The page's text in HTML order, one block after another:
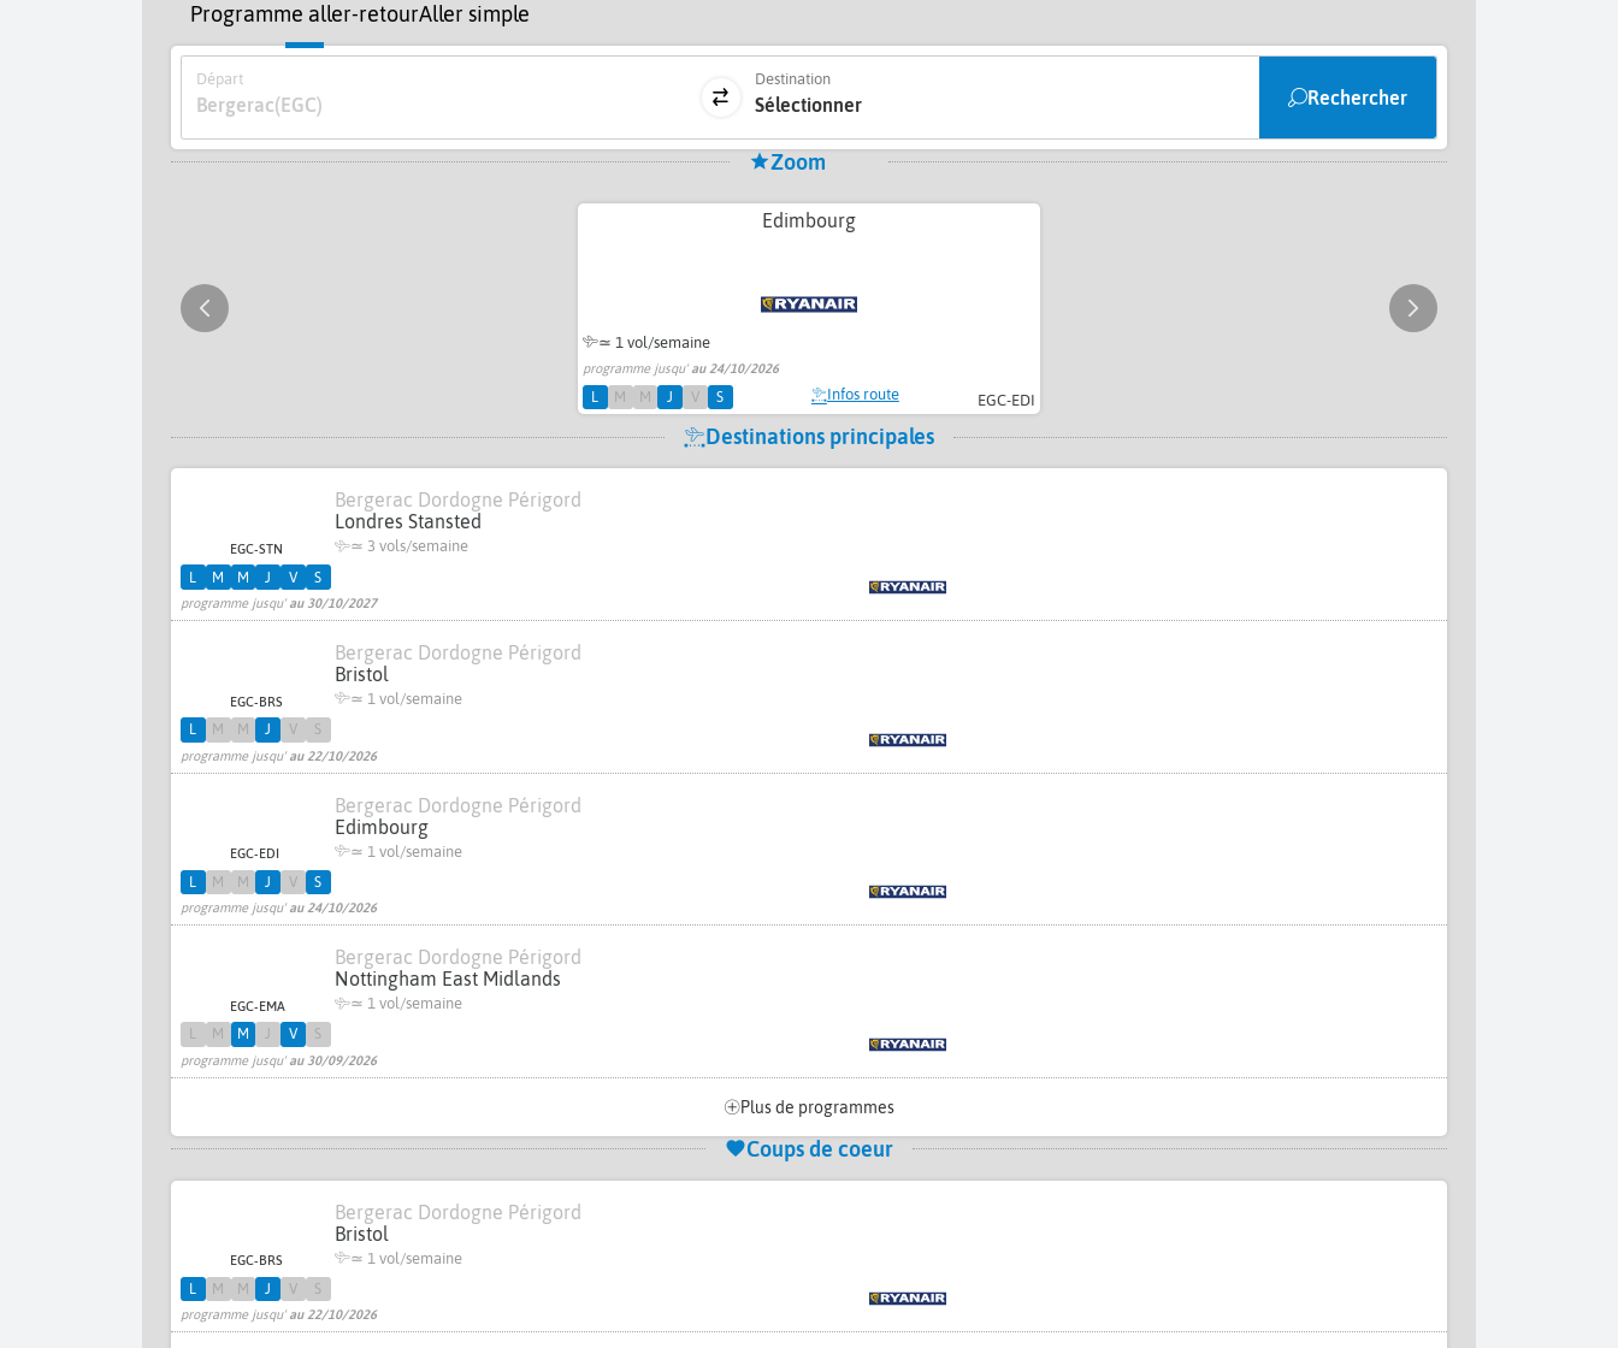
Programme aller-retourAller simple
Départ
Bergerac(EGC)
Destination
Sélectionner Rechercher
Zoom
EGC-EDI
Edimbourg
≃ 1 vol/semaine
programme jusqu'au 24/10/2026
L M M J V S Infos route
Destinations principales
EGC-STN
Bergerac Dordogne Périgord
Londres Stansted
≃ 3 vols/semaine
programme jusqu'au 30/10/2027
L M M J V S
EGC-BRS
Bergerac Dordogne Périgord
Bristol
≃ 1 vol/semaine
programme jusqu'au 22/10/2026
L M M J V S
EGC-EDI
Bergerac Dordogne Périgord
Edimbourg
≃ 1 vol/semaine
programme jusqu'au 24/10/2026
L M M J V S
EGC-EMA
Bergerac Dordogne Périgord
Nottingham East Midlands
≃ 1 vol/semaine
programme jusqu'au 30/09/2026
L M M J V S
Plus de programmes
Coups de coeur
EGC-BRS
Bergerac Dordogne Périgord
Bristol
≃ 1 vol/semaine
programme jusqu'au 22/10/2026
L M M J V S